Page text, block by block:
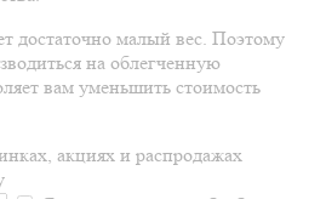
достаточно малый вес. Поэтому
на облегченную
вам уменьшить стоимость
акциях и распродажах